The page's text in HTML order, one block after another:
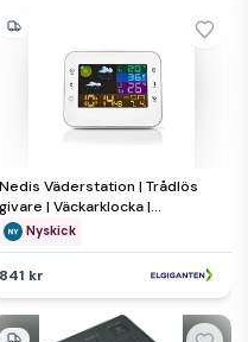
Nedis Väderstation | Trådlös
givare | Väckarklocka |
Väderprognos - Nyskick - i
originalförpackning
Nyskick
841 kr